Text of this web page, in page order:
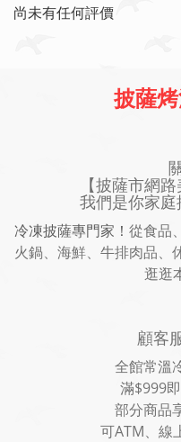
尚未有任何評價
披薩烤
【披薩市網
我們是你家庭
冷凍披薩專門家！ 從食品
火鍋、海鮮、牛排肉品、
逛逛
顧客
全館常溫
滿$999
部分商品
可ATM、線